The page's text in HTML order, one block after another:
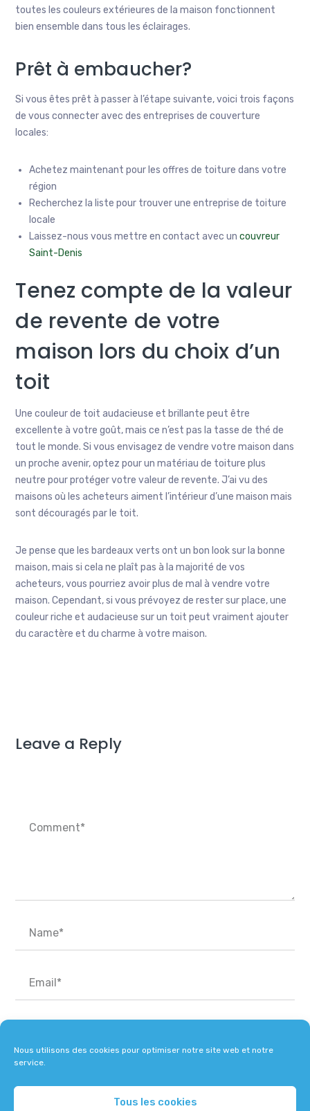
Nous utilisons des cookies pour optimiser notre site web et notre
service.
Tous les cookies
toutes les couleurs extérieures de la maison fonctionnent
bien ensemble dans tous les éclairages.
Prêt à embaucher?
Si vous êtes prêt à passer à l’étape suivante, voici trois façons
de vous connecter avec des entreprises de couverture
locales:
Achetez maintenant pour les offres de toiture dans votre
région
Recherchez la liste pour trouver une entreprise de toiture
locale
Laissez-nous vous mettre en contact avec uncouvreur
Saint-Denis
Tenez compte de la valeur
de revente de votre
maison lors du choix d’un
toit
Une couleur de toit audacieuse et brillante peut être
excellente à votre goût, mais ce n’est pas la tasse de thé de
tout le monde. Si vous envisagez de vendre votre maison dans
un proche avenir, optez pour un matériau de toiture plus
neutre pour protéger votre valeur de revente. J’ai vu des
maisons où les acheteurs aiment l’intérieur d’une maison mais
sont découragés par le toit.
Je pense que les bardeaux verts ont un bon look sur la bonne
maison, mais si cela ne plaît pas à la majorité de vos
acheteurs, vous pourriez avoir plus de mal à vendre votre
maison. Cependant, si vous prévoyez de rester sur place, une
couleur riche et audacieuse sur un toit peut vraiment ajouter
du caractère et du charme à votre maison.
Leave a Reply